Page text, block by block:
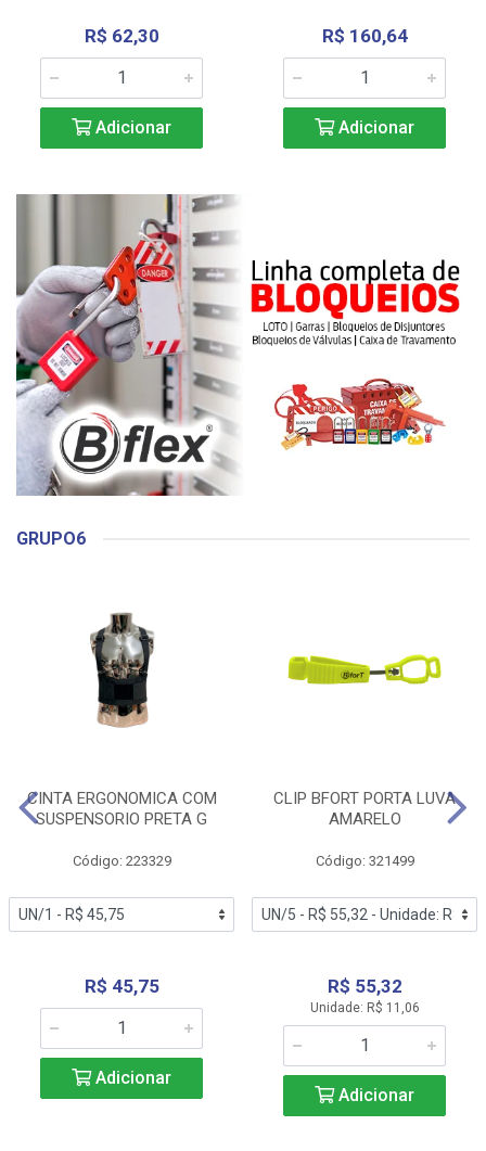
R$ 62,30
Adicionar
R$ 160,64
Adicionar
GRUPO6
CINTA ERGONOMICA COM
SUSPENSORIO PRETA G
Código: 223329
R$ 45,75
Adicionar
CLIP BFORT PORTA LUVA
AMARELO
Código: 321499
R$ 55,32
Unidade: R$ 11,06
Adicionar